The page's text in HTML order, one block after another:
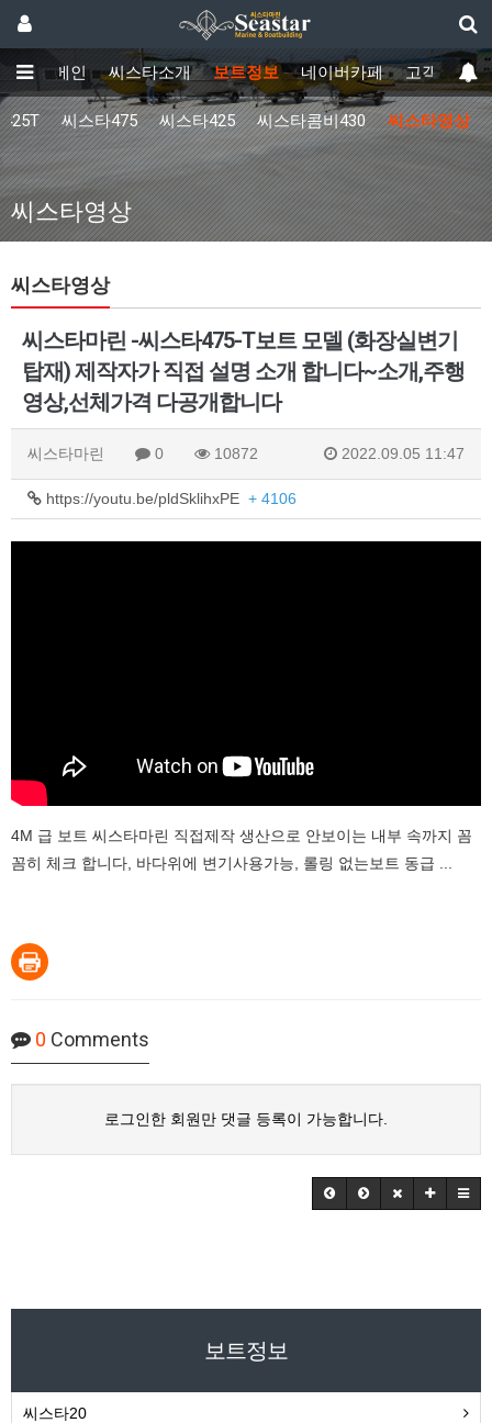
메인 씨스타소개 보트정보 네이버카페 고객센터
씨스타475 씨스타425 씨스타콤비430 씨스타영상
씨스타영상
씨스타영상
씨스타마린 -씨스타475-T보트 모델 (화장실변기
탑재) 제작자가 직접 설명 소개 합니다~소개,주행
영상,선체가격 다공개합니다
씨스타마린 0 10872 2022.09.05 11:47
https://youtu.be/pldSklihxPE + 4106
4M 급 보트 씨스타마린 직접제작 생산으로 안보이는 내부 속까지 꼼
꼼히 체크 합니다, 바다위에 변기사용가능, 롤링 없는보트 동급 ...
0 Comments
로그인한 회원만 댓글 등록이 가능합니다.
보트정보
씨스타20